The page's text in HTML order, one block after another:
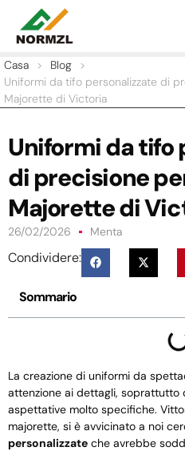
Casa > Blog
>
Uniformi da tifo personalizzate di
Majorette di Victoria
Uniformi da tifo
di precisione
Majorette di
26/02/2026 Menta
Condividere:
Sommario
La creazione di uniformi da
attenzione ai dettagli, soprattutto
aspettative molto specifiche.
majorette, si è avvicinato a noi
personalizzate che avrebbe